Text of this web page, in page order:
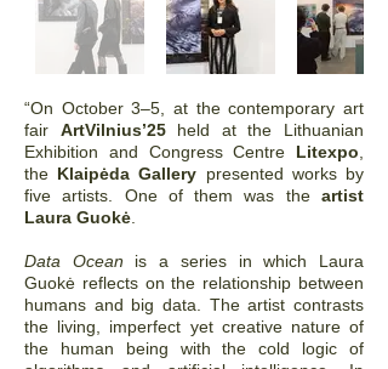
“On October 3–5, at the contemporary art
fair ArtVilnius’25 held at the Lithuanian
Exhibition and Congress Centre Litexpo
the Klaipėda Gallery presented works by
five artists. One of them was the artist
Laura Guokė
Data Ocean is a series in which Laura
Guokė reflects on the relationship between
humans and big data. The artist contrasts
the living, imperfect yet creative nature of
the human being with the cold logic of